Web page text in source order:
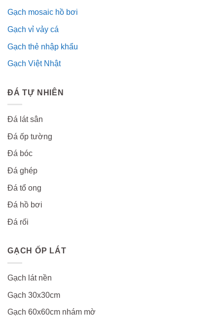
Gạch mosaic hồ bơi
Gạch vỉ vảy cá
Gạch thẻ nhập khẩu
Gạch Việt Nhật
ĐÁ TỰ NHIÊN
Đá lát sân
Đá ốp tường
Đá bóc
Đá ghép
Đá tổ ong
Đá hồ bơi
Đá rối
GẠCH ỐP LÁT
Gạch lát nền
Gạch 30x30cm
Gạch 60x60cm nhám mờ